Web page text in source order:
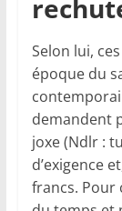
Selon lui,
époque du
demandent
joxe (Ndlr :
d’exigence
francs. Pour